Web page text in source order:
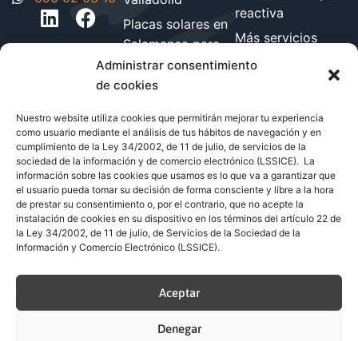
Administrar consentimiento
de cookies
Nuestro website utiliza cookies que permitirán mejorar tu experiencia
como usuario mediante el análisis de tus hábitos de navegación y en
cumplimiento de la Ley 34/2002, de 11 de julio, de servicios de la
sociedad de la información y de comercio electrónico (LSSICE). La
información sobre las cookies que usamos es lo que va a garantizar que
el usuario pueda tomar su decisión de forma consciente y libre a la hora
de prestar su consentimiento o, por el contrario, que no acepte la
instalación de cookies en su dispositivo en los términos del artículo 22 de
la Ley 34/2002, de 11 de julio, de Servicios de la Sociedad de la
Información y Comercio Electrónico (LSSICE).
Aceptar
Denegar
Placas solares en
Salamanca para
hogares y
empresa
paneles solares
en León
Instalación de
paneles solares
en Zamora
reactiva
Más servicios
energéticos
Blog de energía y
© Copyright 2026 Renovables Dueroluz S.L.
Aviso legal